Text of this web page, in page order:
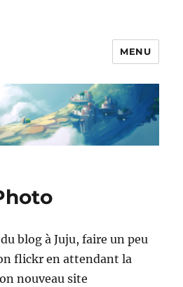
MENU
blog à Juju, faire un peu
flickr en attendant la
nouveau site